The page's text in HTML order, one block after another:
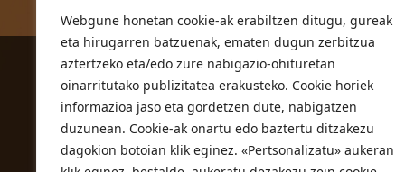
Webgune honetan cookie-ak erabiltzen ditugu, gureak
eta hirugarren batzuenak, ematen dugun zerbitzua
aztertzeko eta/edo zure nabigazio-ohituretan
oinarritutako publizitatea erakusteko. Cookie horiek
informazioa jaso eta gordetzen dute, nabigatzen
duzunean. Cookie-ak onartu edo baztertu ditzakezu
dagokion botoian klik eginez. «Pertsonalizatu» aukeran
ORIOKO UDALA
Herriko plaza,1
20810 Orio (Gipuzkoa)
T. 943 83 03 46